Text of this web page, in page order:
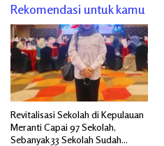
Rekomendasi untuk kamu
Revitalisasi Sekolah di Kepulauan
Meranti Capai 97 Sekolah,
Sebanyak 33 Sekolah Sudah